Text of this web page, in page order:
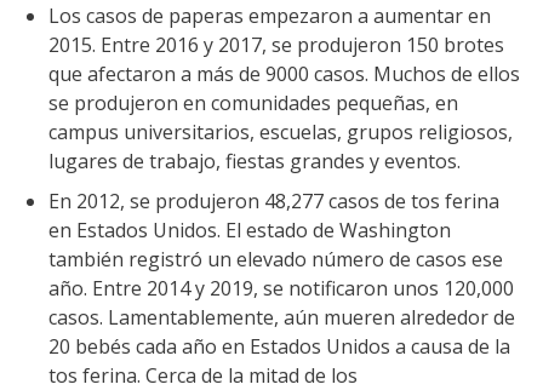
Los casos de paperas empezaron a aumentar en
2015. Entre 2016 y 2017, se produjeron 150 brotes
que afectaron a más de 9000 casos. Muchos de ellos
se produjeron en comunidades pequeñas, en
campus universitarios, escuelas, grupos religiosos,
lugares de trabajo, fiestas grandes y eventos.
En 2012, se produjeron 48,277 casos de tos ferina
en Estados Unidos. El estado de Washington
también registró un elevado número de casos ese
año. Entre 2014 y 2019, se notificaron unos 120,000
casos. Lamentablemente, aún mueren alrededor de
20 bebés cada año en Estados Unidos a causa de la
tos ferina. Cerca de la mitad de los